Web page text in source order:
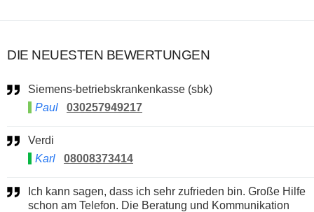
DIE NEUESTEN BEWERTUNGEN
Siemens-betriebskrankenkasse (sbk)
Paul
030257949217
Verdi
Karl
08008373414
schon am Telefon. Die Beratung und Kommunikation